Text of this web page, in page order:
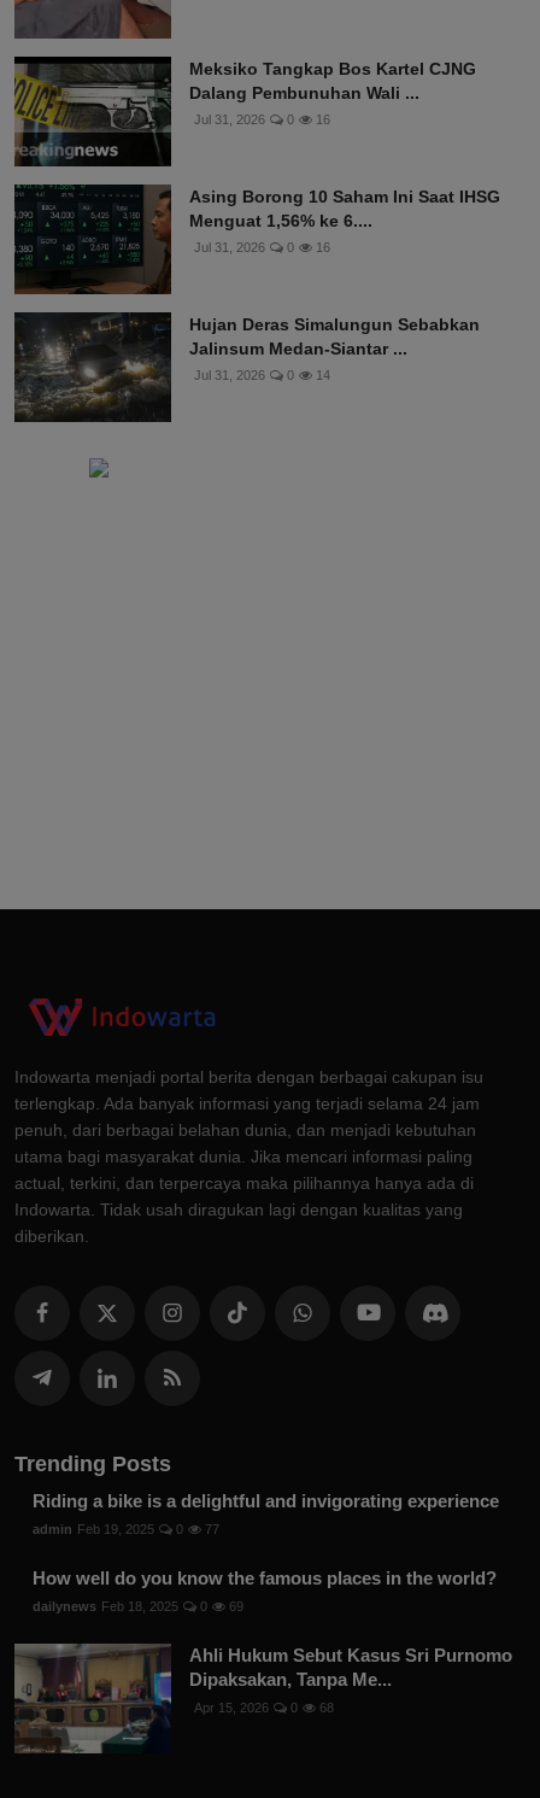
Meksiko Tangkap Bos Kartel CJNG
Dalang Pembunuhan Wali ...
Jul 31, 2026 0 16
Asing Borong 10 Saham Ini Saat IHSG
Menguat 1,56% ke 6....
Jul 31, 2026 0 16
Hujan Deras Simalungun Sebabkan
Jalinsum Medan-Siantar ...
Jul 31, 2026 0 14
Indowarta menjadi portal berita dengan berbagai cakupan isu
terlengkap. Ada banyak informasi yang terjadi selama 24 jam
penuh, dari berbagai belahan dunia, dan menjadi kebutuhan
utama bagi masyarakat dunia. Jika mencari informasi paling
actual, terkini, dan terpercaya maka pilihannya hanya ada di
Indowarta. Tidak usah diragukan lagi dengan kualitas yang
diberikan.
Trending Posts
Riding a bike is a delightful and invigorating experience
admin Feb 19, 2025 0 77
How well do you know the famous places in the world?
dailynews Feb 18, 2025 0 69
Ahli Hukum Sebut Kasus Sri Purnomo
Dipaksakan, Tanpa Me...
Apr 15, 2026 0 68